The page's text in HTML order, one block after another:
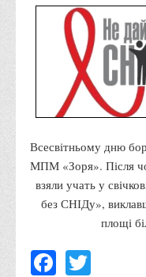
умовах війни
Що можна і не
Контакти
допомагають тим,
пов'язане з
10 точних фактів
наркотики. Врятуй
Контакти
3D тур
SEL
Всесвітньому дню
МПМ «Зоря». Після
взяли учать у
без СНІДу»,
площі
Facebook